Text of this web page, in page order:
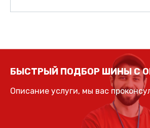
БЫСТРЫЙ ПОДБОР ШИНЫ С
Описание услуги, мы вас